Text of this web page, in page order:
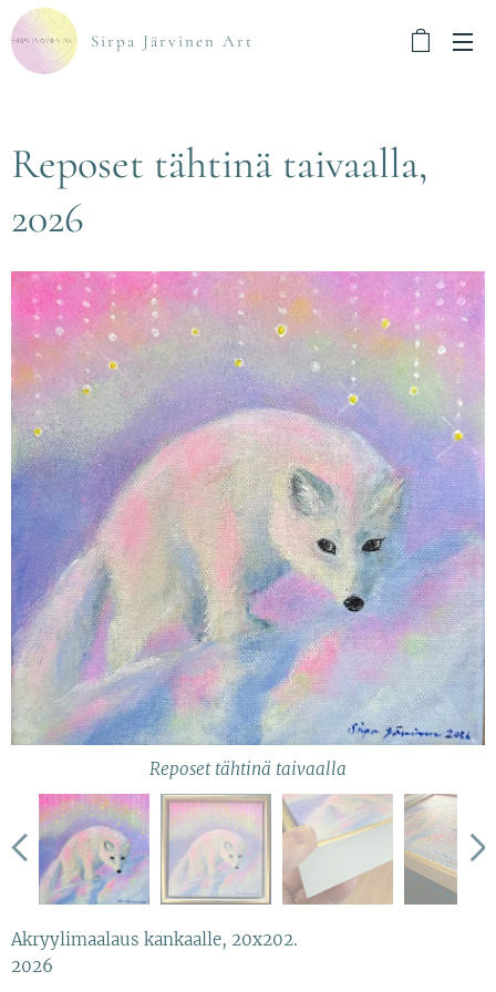
Sirpa Järvinen Art
Reposet tähtinä taivaalla,
2026
Reposet tähtinä taivaalla
Teos on kehystetty tilakehyksellä.
Akryylimaalaus kankaalle, 20x202.
2026